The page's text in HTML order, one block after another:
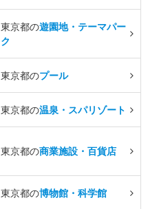
東京都の遊園地・テーマパー
ク
東京都のプール
東京都の温泉・スパリゾート
東京都の商業施設・百貨店
東京都の博物館・科学館